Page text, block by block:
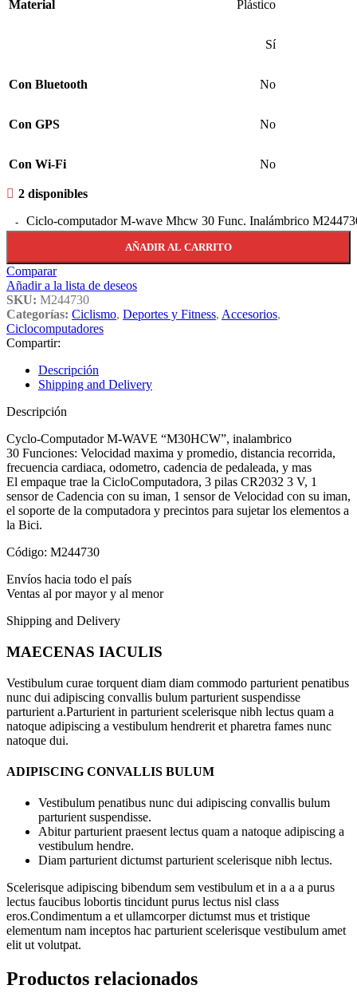
Material Plástico
Sí
Con Bluetooth No
Con GPS No
Con Wi-Fi No
2 disponibles
Ciclo-computador M-wave Mhcw 30 Func. Inalámbrico
AÑADIR AL CARRITO
Comparar
Añadir a la lista de deseos
SKU: M244730
Categorías: Ciclismo, Deportes y Fitness, Accesorios,
Ciclocomputadores
Compartir:
Descripción
Shipping and Delivery
Descripción
Cyclo-Computador M-WAVE “M30HCW”, inalambrico
30 Funciones: Velocidad maxima y promedio, distancia recorrida,
frecuencia cardiaca, odometro, cadencia de pedaleada, y mas
El empaque trae la CicloComputadora, 3 pilas CR2032 3 V, 1
sensor de Cadencia con su iman, 1 sensor de Velocidad con su iman,
el soporte de la computadora y precintos para sujetar los elementos a
la Bici.
Código: M244730
Envíos hacia todo el país
Ventas al por mayor y al menor
Shipping and Delivery
MAECENAS IACULIS
Vestibulum curae torquent diam diam commodo parturient penatibus
nunc dui adipiscing convallis bulum parturient suspendisse
parturient a.Parturient in parturient scelerisque nibh lectus quam a
natoque adipiscing a vestibulum hendrerit et pharetra fames nunc
natoque dui.
ADIPISCING CONVALLIS BULUM
Vestibulum penatibus nunc dui adipiscing convallis bulum
parturient suspendisse.
Abitur parturient praesent lectus quam a natoque adipiscing a
vestibulum hendre.
Diam parturient dictumst parturient scelerisque nibh lectus.
Scelerisque adipiscing bibendum sem vestibulum et in a a a purus
lectus faucibus lobortis tincidunt purus lectus nisl class
eros.Condimentum a et ullamcorper dictumst mus et tristique
elementum nam inceptos hac parturient scelerisque vestibulum amet
elit ut volutpat.
Productos relacionados